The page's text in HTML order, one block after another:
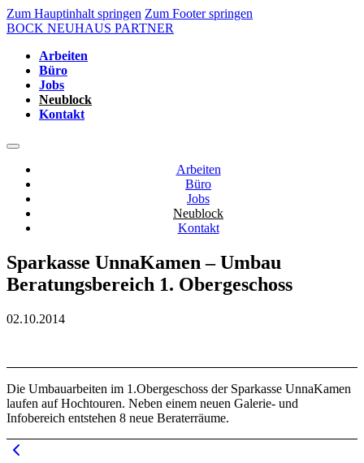
Zum Hauptinhalt springen Zum Footer springen
BOCK NEUHAUS PARTNER
Arbeiten
Büro
Jobs
Neublock
Kontakt
Arbeiten
Büro
Jobs
Neublock
Kontakt
Sparkasse UnnaKamen – Umbau
Beratungsbereich 1. Obergeschoss
02.10.2014
Die Umbauarbeiten im 1.Obergeschoss der Sparkasse UnnaKamen
laufen auf Hochtouren. Neben einem neuen Galerie- und
Infobereich entstehen 8 neue Beraterräume.